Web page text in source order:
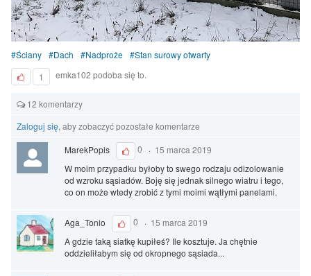
Ściany Dach Nadproże
Stan surowy otwarty
1
emka102 podoba się to.
12 komentarzy
Zaloguj się, aby zobaczyć pozostałe komentarze
MarekPopis
0 · 15 marca 2019
W moim przypadku byłoby to swego rodzaju odizolowanie
od wzroku sąsiadów. Boję się jednak silnego wiatru i tego,
co on może wtedy zrobić z tymi moimi wątłymi panelami.
Aga_Tonio 0 · 15 marca 2019
A gdzie taką siatkę kupiłeś? Ile kosztuje. Ja chętnie
oddzieliłabym się od okropnego sąsiada...